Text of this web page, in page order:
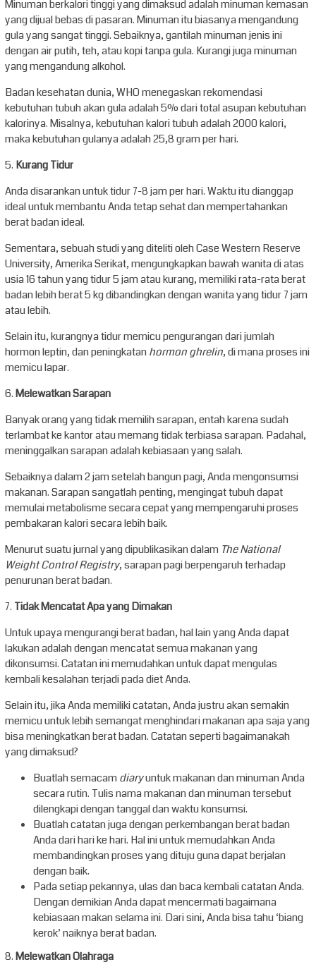
Minuman berkalori tinggi yang dimaksud adalah minuman kemasan
yang dijual bebas di pasaran. Minuman itu biasanya mengandung
gula yang sangat tinggi. Sebaiknya, gantilah minuman jenis ini
dengan air putih, teh, atau kopi tanpa gula. Kurangi juga minuman
yang mengandung alkohol.
Badan kesehatan dunia, WHO menegaskan rekomendasi
kebutuhan tubuh akan gula adalah 5% dari total asupan kebutuhan
kalorinya. Misalnya, kebutuhan kalori tubuh adalah 2000 kalori,
maka kebutuhan gulanya adalah 25,8 gram per hari.
5. Kurang Tidur
Anda disarankan untuk tidur 7-8 jam per hari. Waktu itu dianggap
ideal untuk membantu Anda tetap sehat dan mempertahankan
berat badan ideal.
Sementara, sebuah studi yang diteliti oleh Case Western Reserve
University, Amerika Serikat, mengungkapkan bawah wanita di atas
usia 16 tahun yang tidur 5 jam atau kurang, memiliki rata-rata berat
badan lebih berat 5 kg dibandingkan dengan wanita yang tidur 7 jam
atau lebih.
Selain itu, kurangnya tidur memicu pengurangan dari jumlah
hormon leptin, dan peningkatanhormon ghrelin, di mana proses ini
memicu lapar.
6.Melewatkan Sarapan
Banyak orang yang tidak memilih sarapan, entah karena sudah
terlambat ke kantor atau memang tidak terbiasa sarapan. Padahal,
meninggalkan sarapan adalah kebiasaan yang salah.
Sebaiknya dalam 2 jam setelah bangun pagi, Anda mengonsumsi
makanan. Sarapan sangatlah penting, mengingat tubuh dapat
memulai metabolisme secara cepat yang mempengaruhi proses
pembakaran kalori secara lebih baik.
Menurut suatu jurnal yang dipublikasikan dalam The National
Weight Control Registry, sarapan pagi berpengaruh terhadap
penurunan berat badan.
7. Tidak Mencatat Apa yang Dimakan
Untuk upaya mengurangi berat badan, hal lain yang Anda dapat
lakukan adalah dengan mencatat semua makanan yang
dikonsumsi. Catatan ini memudahkan untuk dapat mengulas
kembali kesalahan terjadi pada diet Anda.
Selain itu, jika Anda memiliki catatan, Anda justru akan semakin
memicu untuk lebih semangat menghindari makanan apa saja yang
bisa meningkatkan berat badan. Catatan seperti bagaimanakah
yang dimaksud?
Buatlah semacamdiaryuntuk makanan dan minuman Anda
secara rutin. Tulis nama makanan dan minuman tersebut
dilengkapi dengan tanggal dan waktu konsumsi.
Buatlah catatan juga dengan perkembangan berat badan
Anda dari hari ke hari. Hal ini untuk memudahkan Anda
membandingkan proses yang dituju guna dapat berjalan
dengan baik.
Pada setiap pekannya, ulas dan baca kembali catatan Anda.
Dengan demikian Anda dapat mencermati bagaimana
kebiasaan makan selama ini. Dari sini, Anda bisa tahu ‘biang
kerok’ naiknya berat badan.
8.Melewatkan Olahraga